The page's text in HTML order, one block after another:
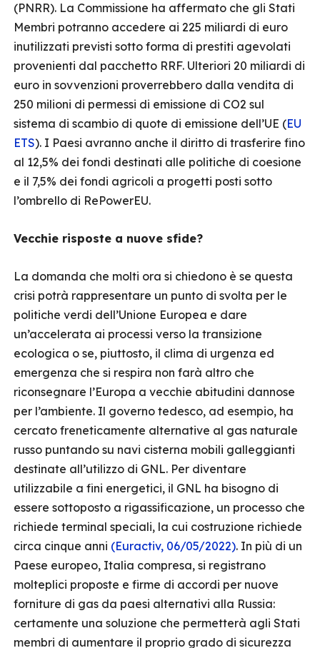
(PNRR). La Commissione ha affermato che gli Stati
Membri potranno accedere ai 225 miliardi di euro
inutilizzati previsti sotto forma di prestiti agevolati
provenienti dal pacchetto RRF. Ulteriori 20 miliardi di
euro in sovvenzioni proverrebbero dalla vendita di
250 milioni di permessi di emissione di CO2 sul
sistema di scambio di quote di emissione dell’UE (EU
ETS). I Paesi avranno anche il diritto di trasferire fino
al 12,5% dei fondi destinati alle politiche di coesione
e il 7,5% dei fondi agricoli a progetti posti sotto
l’ombrello di RePowerEU.
Vecchie risposte a nuove sfide?
La domanda che molti ora si chiedono è se questa
crisi potrà rappresentare un punto di svolta per le
politiche verdi dell’Unione Europea e dare
un’accelerata ai processi verso la transizione
ecologica o se, piuttosto, il clima di urgenza ed
emergenza che si respira non farà altro che
riconsegnare l’Europa a vecchie abitudini dannose
per l’ambiente. Il governo tedesco, ad esempio, ha
cercato freneticamente alternative al gas naturale
russo puntando su navi cisterna mobili galleggianti
destinate all’utilizzo di GNL. Per diventare
utilizzabile a fini energetici, il GNL ha bisogno di
essere sottoposto a rigassificazione, un processo che
richiede terminal speciali, la cui costruzione richiede
circa cinque anni (Euractiv, 06/05/2022). In più di un
Paese europeo, Italia compresa, si registrano
molteplici proposte e firme di accordi per nuove
forniture di gas da paesi alternativi alla Russia:
certamente una soluzione che permetterà agli Stati
membri di aumentare il proprio grado di sicurezza